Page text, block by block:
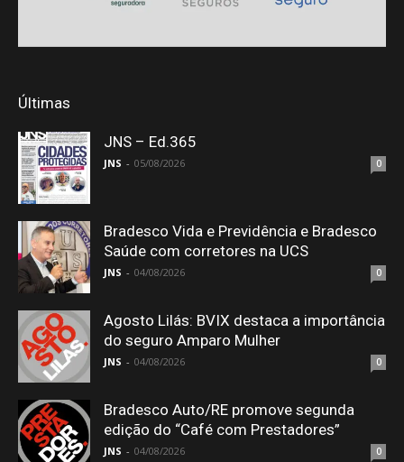
Últimas
JNS – Ed.365
JNS - 05/08/2026 0
Bradesco Vida e Previdência e Bradesco
Saúde com corretores na UCS
JNS - 04/08/2026 0
Agosto Lilás: BVIX destaca a importância
do seguro Amparo Mulher
JNS - 04/08/2026 0
Bradesco Auto/RE promove segunda
edição do “Café com Prestadores”
JNS - 04/08/2026 0